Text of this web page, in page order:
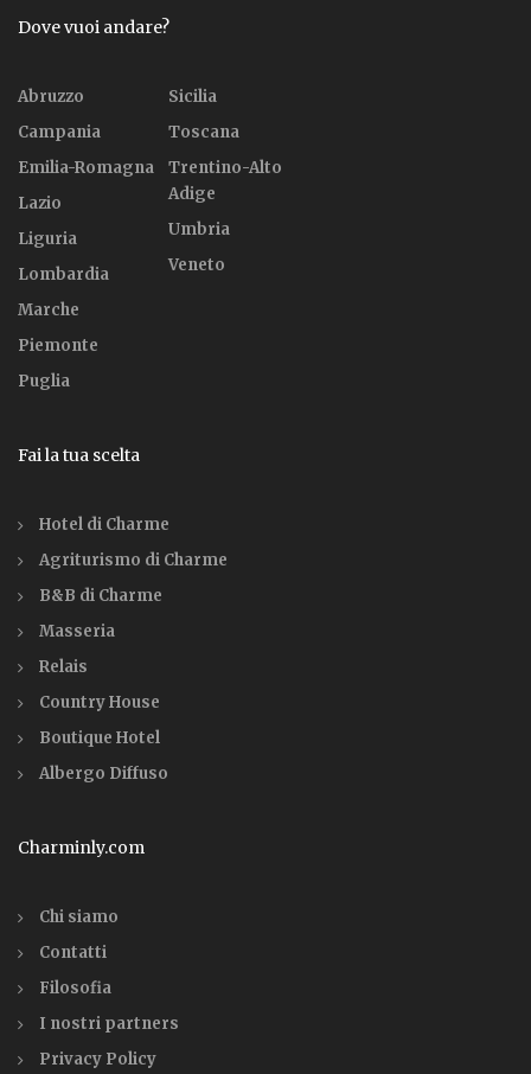
Dove vuoi andare?
Abruzzo
Campania
Emilia-Romagna
Lazio
Liguria
Lombardia
Marche
Piemonte
Puglia
Sicilia
Toscana
Trentino-Alto
Adige
Umbria
Veneto
Fai la tua scelta
Hotel di Charme
Agriturismo di Charme
B&B di Charme
Masseria
Relais
Country House
Boutique Hotel
Albergo Diffuso
Charminly.com
Chi siamo
Contatti
Filosofia
I nostri partners
Privacy Policy